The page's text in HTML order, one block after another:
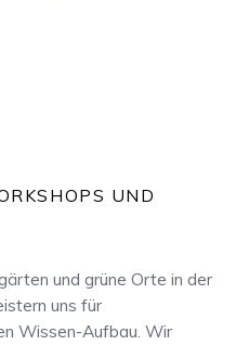
UND
und grüne Orte in der
uns für
Wissen-Aufbau. Wir